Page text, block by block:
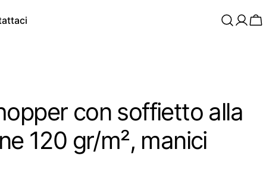
con soffietto alla
120 gr/m², manici